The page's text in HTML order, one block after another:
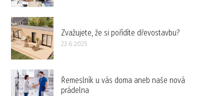
Zvažujete, že si pořídíte dřevostavbu?
23.6.2025
Řemeslník u vás doma aneb naše nová
prádelna